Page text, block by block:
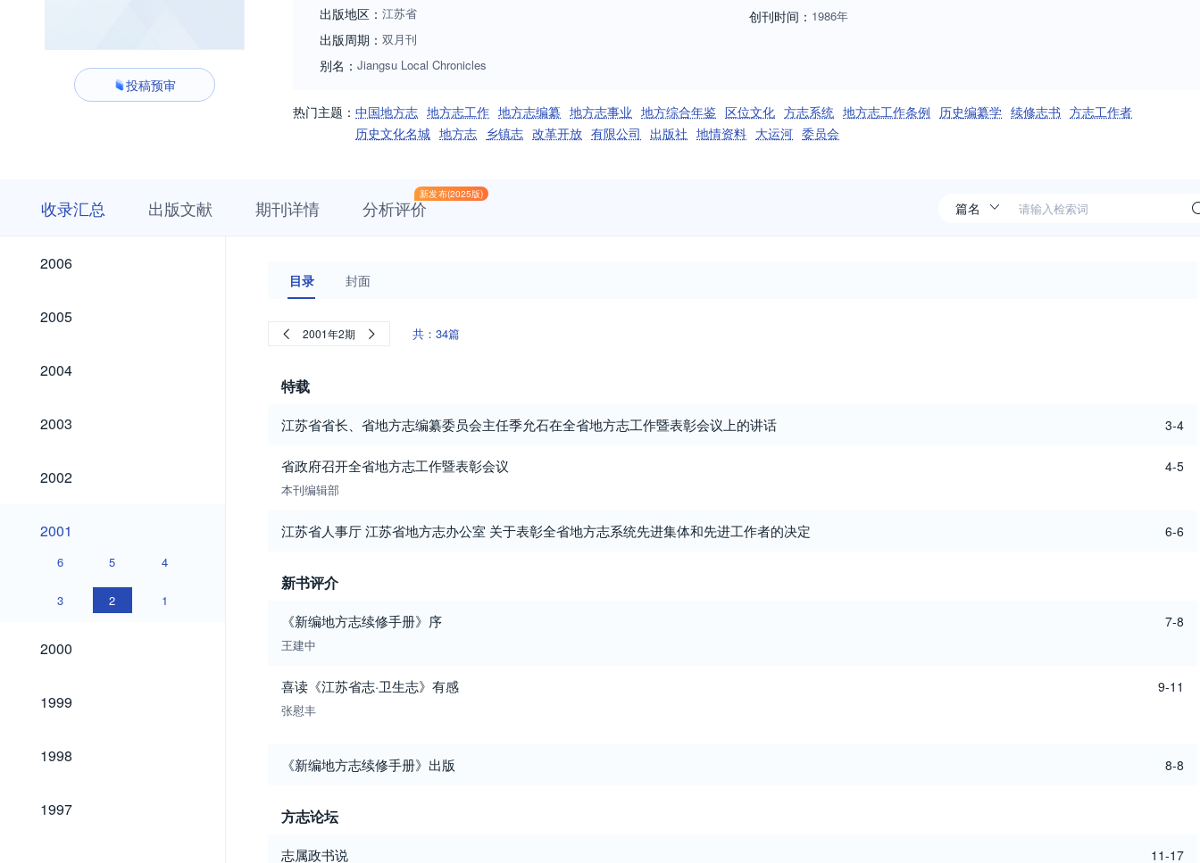
投稿预审
出版地区： 江苏省
出版周期： 双月刊
别名： Jiangsu Local Chronicles
创刊时间： 1986年
热门主题： 中国地方志 地方志工作 地方志编纂 地方志事业 地方综合年鉴 区位文化 方志系统 地方志工作条例 历史编纂学 续修志书 方志工作者
历史文化名城 地方志 乡镇志 改革开放 有限公司 出版社 地情资料 大运河 委员会
收录汇总 出版文献 期刊详情
新发布(2025版)
分析评价
2006
2006
2005
2005
2004
2004
2003
2003
2002
2002
2001
2001
6 5 4
3 2 1
2000
2000
1999
1999
1998
1998
1997
1997
目录 封面
2001年2期 共：34篇
特载
江苏省省长、省地方志编纂委员会主任季允石在全省地方志工作暨表彰会议上的讲话 3-4
省政府召开全省地方志工作暨表彰会议
本刊编辑部
4-5
江苏省人事厅 江苏省地方志办公室 关于表彰全省地方志系统先进集体和先进工作者的决定 6-6
新书评介
《新编地方志续修手册》序
王建中
7-8
喜读《江苏省志·卫生志》有感
张慰丰
9-11
《新编地方志续修手册》出版 8-8
方志论坛
志属政书说 11-17